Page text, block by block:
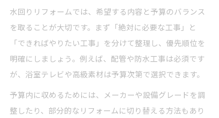
水回りリフォームでは、希望する内容と予算のバランス
を取ることが大切です。まず「絶対に必要な工事」と
「できればやりたい工事」を分けて整理し、優先順位を
明確にしましょう。例えば、配管や防水工事は必須です
が、浴室テレビや高級素材は予算次第で選択できます。
予算内に収めるためには、メーカーや設備グレードを調
整したり、部分的なリフォームに切り替える方法もあり